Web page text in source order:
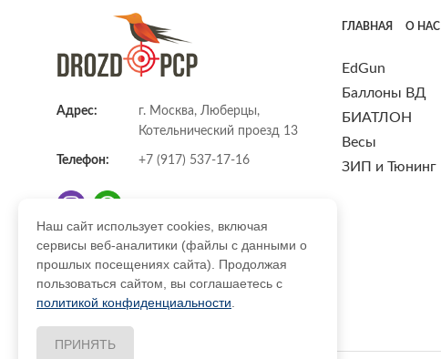
Адрес:
г. Москва, Люберцы,
Котельнический проезд 13
Телефон: +7 (917) 537-17-16
E-mail: info@DrozdPcp.ru
ГЛАВНАЯ О НАС
EdGun
Баллоны ВД
БИАТЛОН
Весы
ЗИП и Тюнинг
Наш сайт использует cookies, включая
сервисы веб-аналитики (файлы с данными о
прошлых посещениях сайта). Продолжая
пользоваться сайтом, вы соглашаетесь с
политикой конфиденциальности
ПРИНЯТЬ